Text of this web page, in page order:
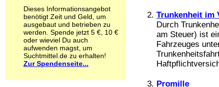
Trunkenheit im
Durch
am Steuer) ist
Fahrzeuges
Promille
Psychopharmaka
Schlafmittel
Schmerzmittel
Schnüffelstoffe
Spice
Sucht / Süchte
Alkoholsucht
Co-Abhängigkeit
Dieses Informationsangebot
benötigt Zeit und Geld, um
ausgebaut und betrieben zu
werden. Spende jetzt 5 €, 10 €
oder wieviel Du auch
aufwenden magst, um
Suchtmittel.de zu erhalten!
Zur Spendenseite...